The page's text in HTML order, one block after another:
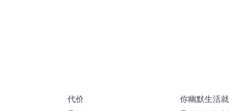
代价 你幽默生活